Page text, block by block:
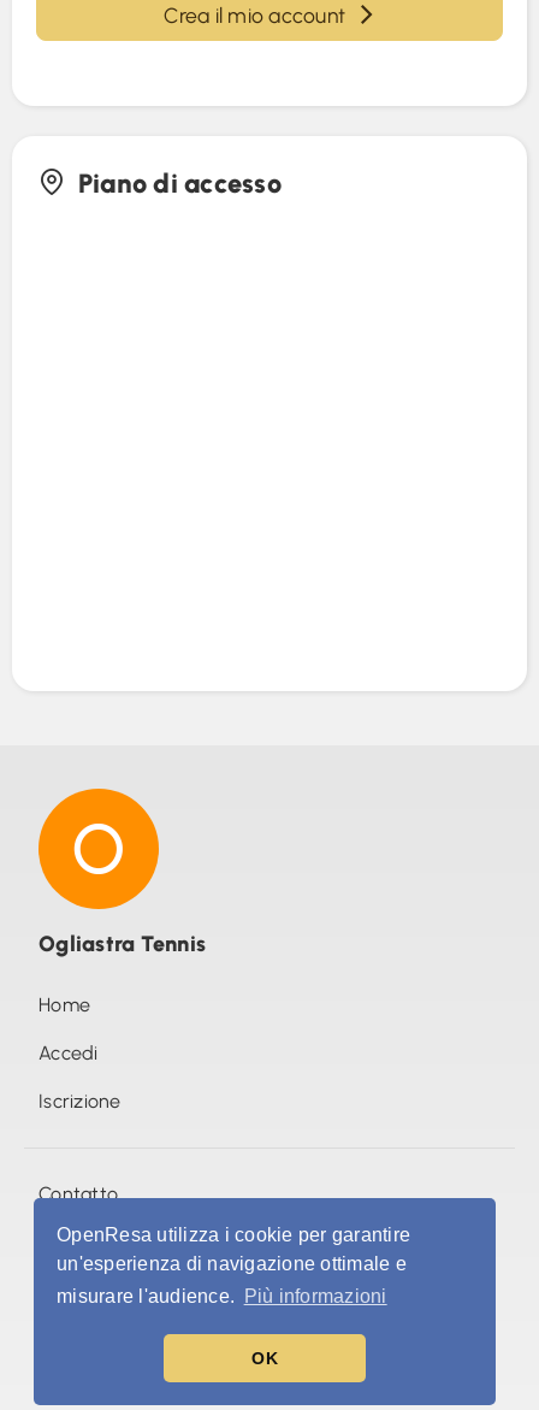
OpenResa utilizza i cookie per garantire
un'esperienza di navigazione ottimale e
misurare l'audience.
Più informazioni
OK
Crea il mio account
Piano di accesso
Ogliastra Tennis
Home
Accedi
Iscrizione
Contatto
Foto (0)
Italia (IT)